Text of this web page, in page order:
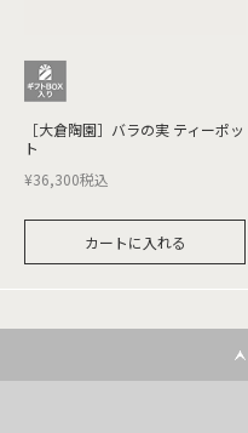
［大倉陶園］バラの実 ティーポッ
ト
¥36,300税込
カートに入れる